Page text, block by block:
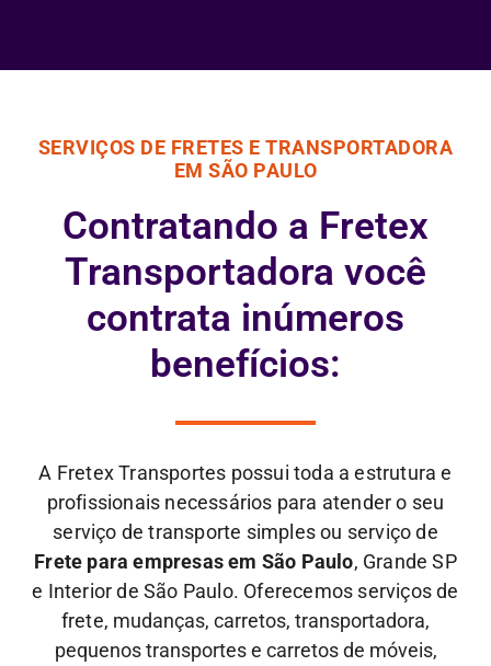
SERVIÇOS DE FRETES E TRANSPORTADORA
EM SÃO PAULO
Contratando a Fretex
Transportadora você
contrata inúmeros
benefícios:
A Fretex Transportes possui toda a estrutura e
profissionais necessários para atender o seu
serviço de transporte simples ou serviço de
Frete para empresas em São Paulo, Grande SP
e Interior de São Paulo. Oferecemos serviços de
frete, mudanças, carretos, transportadora,
pequenos transportes e carretos de móveis,